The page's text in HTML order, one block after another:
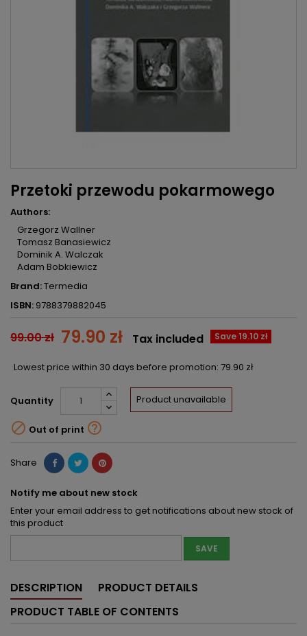
Przetoki przewodu pokarmowego
Authors:
Grzegorz Wallner
Tomasz Banasiewicz
Dominik A. Walczak
Adam Bobkiewicz
Brand:Termedia
ISBN: 9788379882045
99.00 zł 79.90 zł Save 19.10 zł
Tax included
Lowest price within 30 days before promotion: 79.90 zł
Quantity Product unavailable
 Out of print 
Share
Notify me about new stock
Enter your email address to get notifications about new stock of
this product
SAVE
DESCRIPTION
PRODUCT DETAILS
PRODUCT TABLE OF CONTENTS